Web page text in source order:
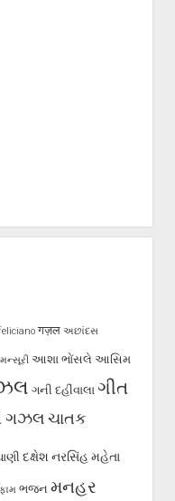
गज़ल અછાંદસ
આશા ભોંસલે આસિમ
ગની દહીંવાલા ગીત
ગઝલ ચાતક
દક્ષેશ નરસિંહ મહેતા
ભજન મનહર